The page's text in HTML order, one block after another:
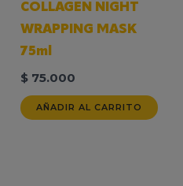
COLLAGEN NIGHT
WRAPPING MASK
75ml
$ 75.000
AÑADIR AL CARRITO